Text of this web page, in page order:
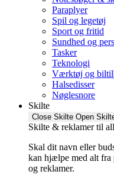
Paraplyer
Spil og legetøj
Sport og fritid
Sundhed og
Tasker
Teknologi
Værktøj og
Halsedisser
Nøglesnore
Skilte
Close Skilte Open
Skilte & reklamer til
Skal dit navn eller
kan hjælpe med alt
og reklamer.